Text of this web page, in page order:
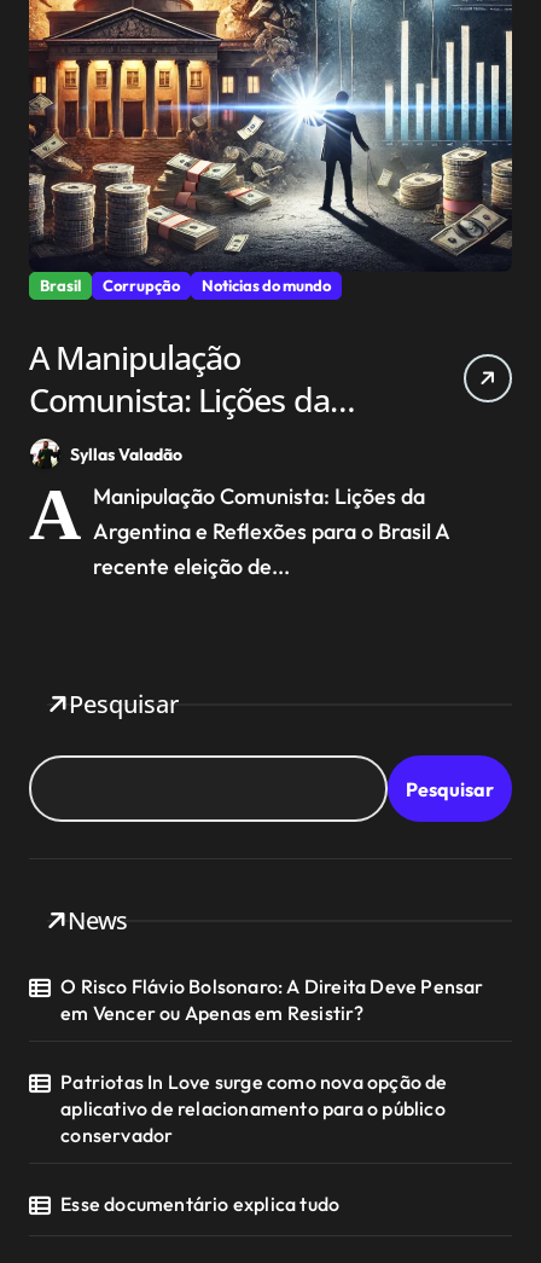
Brasil Corrupção Noticias do mundo
A Manipulação
Comunista: Lições da
Argentina e Reflexões
para o Brasil
Syllas Valadão
A Manipulação Comunista: Lições da
Argentina e Reflexões para o Brasil A
recente eleição de...
Pesquisar
Pesquisar
News
O Risco Flávio Bolsonaro: A Direita Deve Pensar
em Vencer ou Apenas em Resistir?
Patriotas In Love surge como nova opção de
aplicativo de relacionamento para o público
conservador
Esse documentário explica tudo